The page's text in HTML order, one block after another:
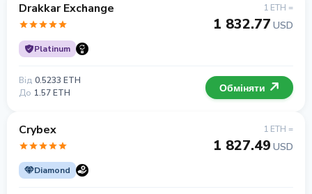
Drakkar Exchange
Platinum
1 ETH =
1 832.77 USD
Від 0.5233 ETH
До 1.57 ETH Обміняти
Crybex
Diamond
1 ETH =
1 827.49 USD